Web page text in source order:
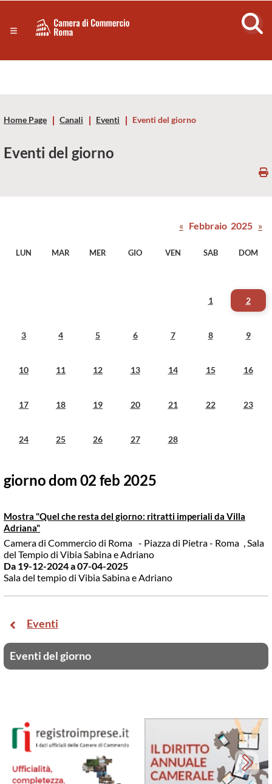
Servizi
Risorse Principali
Camera
Commercio
di
Roma
Roma
Home Page Canali Eventi Eventi del giorno
Eventi del giorno
LUN MAR MER GIO VEN SAB DOM
1 2
3 4 5 6 7 8 9
10 11 12 13 14 15 16
17 18 19 20 21 22 23
24 25 26 27 28
« Febbraio 2025 »
giorno dom 02 feb 2025
Mostra "Quel che resta del giorno: ritratti imperiali da Villa
Adriana"
Camera di Commercio di Roma - Piazza di Pietra - Roma , Sala
del Tempio di Vibia Sabina e Adriano
Da 19-12-2024a 07-04-2025
Sala del tempio di Vibia Sabina e Adriano
Eventi
Eventi del giorno